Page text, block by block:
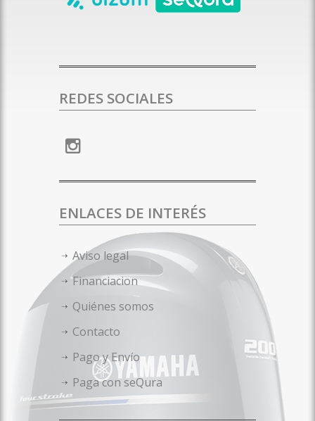
REDES SOCIALES
ENLACES DE INTERÉS
Aviso legal
Financiacion
Quiénes somos
Contacto
Pago y Envío
Paga con seQura